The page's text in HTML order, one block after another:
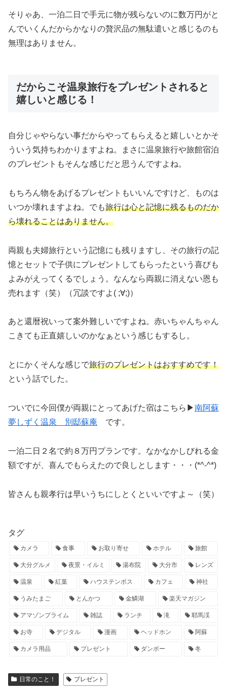
そりゃあ、一泊二日で手元に物が残らないのに数万円がと
んでいくんだからかなりの贅沢品の無駄遣いと感じるのも
無理はありません。
だからこそ温泉旅行をプレゼントされると
嬉しいと感じる！
自分じゃやらない事だからやってもらえると嬉しいとかそ
ういう気持ちわかりますよね。まさに温泉旅行や旅館宿泊
のプレゼントもそんな感じだと思うんですよね。
もちろん物をあげるプレゼントもいいんですけど、ものは
いつか壊れますよね。でも旅行は心と記憶に残るものだか
ら壊れることはありません。
両親も夫婦旅行という記憶にも残りますし、その旅行の記
憶とセットで子供にプレゼントしてもらったという喜びも
よみがえってくるでしょう。なんなら両親に消えない恩も
売れます（笑）（冗談ですよ( ;∀;)）
あと還暦祝いって案外難しいですよね。赤いちゃんちゃん
こきても正直嬉しいのかなぁという感じもするし。
とにかくそんな感じで旅行のプレゼントはおすすめです！
という話でした。
ついでに今回僕が両親にとってあげた宿はこちら▶南阿蘇
夢しずく温泉 別邸蘇庵 です。
一泊二日２名で約８万円プランです。なかなかしびれる金
額ですが、喜んでもらえたので良しとします・・・(*^-^*)
皆さんも親孝行は早いうちにしとくといいですよ～（笑）
タグ
カメラ 食事 お取り寄せ ホテル 旅館
大分グルメ 夜景・イルミ 湯布院 大分市 レンズ
温泉 紅葉 ハウステンボス カフェ 神社
うみたまご とんかつ 金鱗湖 楽天マガジン
アマゾンプライム 雑誌 ランチ 滝 耶馬渓
お寺 デジタル 漫画 ヘッドホン 阿蘇
カメラ用品 プレゼント ダンボー 冬
日常のこと！ プレゼント